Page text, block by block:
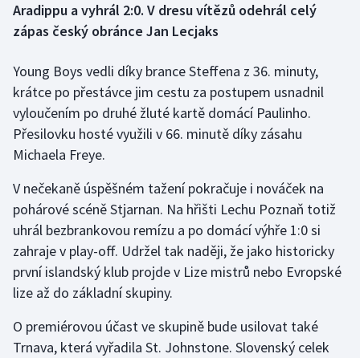
Dostihy
Florbal
Futsal
Golf
Gymnastika
Házená
Jezdectví
Judo
Krasobruslení
Aradippu a vyhrál 2:0. V dresu vítězů odehrál celý
zápas český obránce Jan Lecjaks
Young Boys vedli díky brance Steffena z 36. minuty,
krátce po přestávce jim cestu za postupem usnadnil
vyloučením po druhé žluté kartě domácí Paulinho.
Přesilovku hosté využili v 66. minutě díky zásahu
Michaela Freye.
V nečekaně úspěšném tažení pokračuje i nováček na
pohárové scéně Stjarnan. Na hřišti Lechu Poznaň totiž
uhrál bezbrankovou remízu a po domácí výhře 1:0 si
zahraje v play-off. Udržel tak naději, že jako historicky
první islandský klub projde v Lize mistrů nebo Evropské
lize až do základní skupiny.
O premiérovou účast ve skupině bude usilovat také
Trnava, která vyřadila St. Johnstone. Slovenský celek